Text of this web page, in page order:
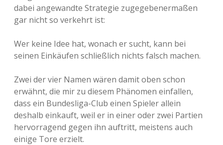
dabei angewandte Strategie zugegebenermaßen
gar nicht so verkehrt ist:
Wer keine Idee hat, wonach er sucht, kann bei
seinen Einkäufen schließlich nichts falsch machen.
Zwei der vier Namen wären damit oben schon
erwähnt, die mir zu diesem Phänomen einfallen,
dass ein Bundesliga-Club einen Spieler allein
deshalb einkauft, weil er in einer oder zwei Partien
hervorragend gegen ihn auftritt, meistens auch
einige Tore erzielt.